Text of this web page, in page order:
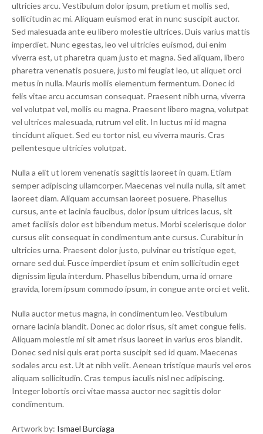
ultricies arcu. Vestibulum dolor ipsum, pretium et mollis sed,
sollicitudin ac mi. Aliquam euismod erat in nunc suscipit auctor.
Sed malesuada ante eu libero molestie ultrices. Duis varius mattis
imperdiet. Nunc egestas, leo vel ultricies euismod, dui enim
viverra est, ut pharetra quam justo et magna. Sed aliquam, libero
pharetra venenatis posuere, justo mi feugiat leo, ut aliquet orci
metus in nulla. Mauris mollis elementum fermentum. Donec id
felis vitae arcu accumsan consequat. Praesent nibh urna, viverra
vel volutpat vel, mollis eu magna. Praesent libero magna, volutpat
vel ultrices malesuada, rutrum vel elit. In luctus mi id magna
tincidunt aliquet. Sed eu tortor nisl, eu viverra mauris. Cras
pellentesque ultricies volutpat.
Nulla a elit ut lorem venenatis sagittis laoreet in quam. Etiam
semper adipiscing ullamcorper. Maecenas vel nulla nulla, sit amet
laoreet diam. Aliquam accumsan laoreet posuere. Phasellus
cursus, ante et lacinia faucibus, dolor ipsum ultrices lacus, sit
amet facilisis dolor est bibendum metus. Morbi scelerisque dolor
cursus elit consequat in condimentum ante cursus. Curabitur in
ultricies urna. Praesent dolor justo, pulvinar eu tristique eget,
ornare sed dui. Fusce imperdiet ipsum et enim sollicitudin eget
dignissim ligula interdum. Phasellus bibendum, urna id ornare
gravida, lorem ipsum commodo ipsum, in congue ante orci et velit.
Nulla auctor metus magna, in condimentum leo. Vestibulum
ornare lacinia blandit. Donec ac dolor risus, sit amet congue felis.
Aliquam molestie mi sit amet risus laoreet in varius eros blandit.
Donec sed nisi quis erat porta suscipit sed id quam. Maecenas
sodales arcu est. Ut at nibh velit. Aenean tristique mauris vel eros
aliquam sollicitudin. Cras tempus iaculis nisl nec adipiscing.
Integer lobortis orci vitae massa auctor nec sagittis dolor
condimentum.
Artwork by: Ismael Burciaga